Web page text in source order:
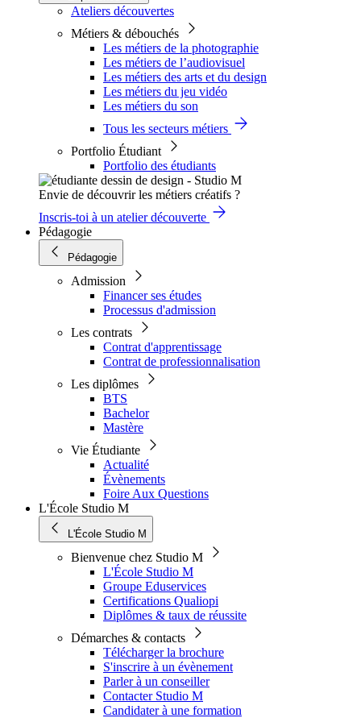
Ateliers découvertes
Métiers & débouchés
Les métiers de la photographie
Les métiers de l’audiovisuel
Les métiers des arts et du design
Les métiers du jeu vidéo
Les métiers du son
Tous les secteurs métiers
Portfolio Étudiant
Portfolio des étudiants
Envie de découvrir les métiers créatifs ?
Inscris-toi à un atelier découverte
Pédagogie
Pédagogie
Admission
Financer ses études
Processus d'admission
Les contrats
Contrat d'apprentissage
Contrat de professionnalisation
Les diplômes
BTS
Bachelor
Mastère
Vie Étudiante
Actualité
Évènements
Foire Aux Questions
L'École Studio M
L'École Studio M
Bienvenue chez Studio M
L'École Studio M
Groupe Eduservices
Certifications Qualiopi
Diplômes & taux de réussite
Démarches & contacts
Télécharger la brochure
S'inscrire à un évènement
Parler à un conseiller
Contacter Studio M
Candidater à une formation